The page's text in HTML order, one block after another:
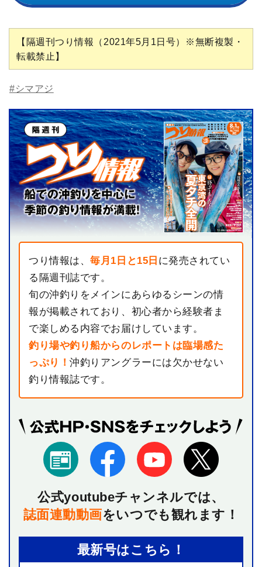
【隔週刊つり情報（2021年5月1日号）※無断複製・
転載禁止】
#シマアジ
つり情報は、毎月1日と15日 に発売されてい
る隔週刊誌です。
旬の沖釣りをメインにあらゆるシーンの情
報が掲載されており、初心者から経験者ま
で楽しめる内容でお届けしています。
釣り場や釣り船からのレポートは臨場感た
っぷり！沖釣りアングラーには欠かせない
釣り情報誌です。
公式youtubeチャンネルでは、
誌面連動動画をいつでも観れます！
最新号はこちら！